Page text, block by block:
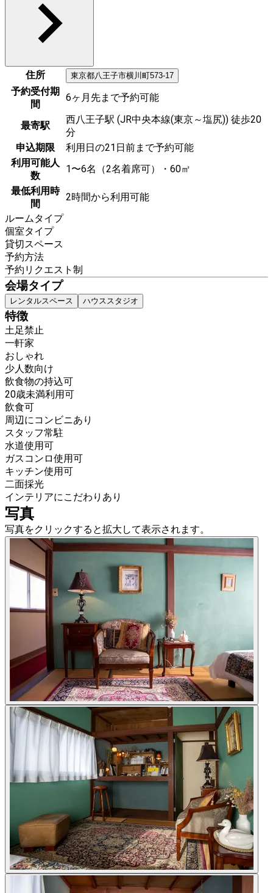
住所 東京都八王子市横川町573-17
予約受付期
間
6ヶ月先まで予約可能
最寄駅
西八王子駅 (JR中央本線(東京～塩尻)) 徒歩20
分
申込期限
利用日の21日前まで予約可能
利用可能人
数
1〜6名（2名着席可）・60㎡
最低利用時
間
2時間から利用可能
ルームタイプ
個室タイプ
貸切スペース
予約方法
予約リクエスト制
会場タイプ
レンタルスペース ハウススタジオ
特徴
土足禁止
一軒家
おしゃれ
少人数向け
飲食物の持込可
20歳未満利用可
飲食可
周辺にコンビニあり
スタッフ常駐
水道使用可
ガスコンロ使用可
キッチン使用可
二面採光
インテリアにこだわりあり
写真
写真をクリックすると拡大して表示されます。